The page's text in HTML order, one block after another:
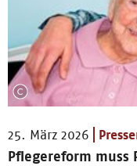
25. März 2026
Pflegereform muss